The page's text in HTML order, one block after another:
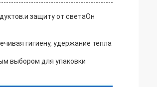
защиту от светаОн
гигиену, удержание тепла
выбором для упаковки